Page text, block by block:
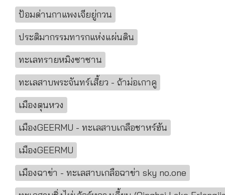
ป้อมด่านกาแพงเจียยู่กวน
ประติมากรรมทารกแห่งแผ่นดิน
ทะเลทรายหมิงซาซาน
ทะเลสาบพระจันทร์เสี้ยว - ถ้าม่อเกาคู
เมืองตุนหวง
เมืองGEERMU - ทะเลสาบเกลือชาหร์ฮัน
เมืองGEERMU
เมืองฉาข่า - ทะเลสาบเกลือฉาข่า sky no.one